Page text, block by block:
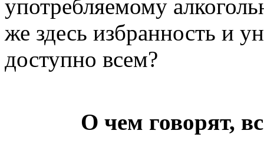
употребляемому
же здесь избранность и
доступно всем?
О чем говорят,